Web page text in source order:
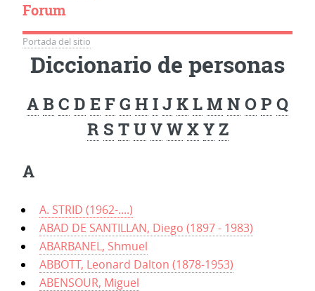
Forum
Portada del sitio
Diccionario de personas
ABC D EFG H IJKLM N OP Q
R S T U V W X Y Z
A
A. STRID (1962-....)
ABAD DE SANTILLAN, Diego (1897 - 1983)
ABARBANEL, Shmuel
ABBOTT, Leonard Dalton (1878-1953)
ABENSOUR, Miguel